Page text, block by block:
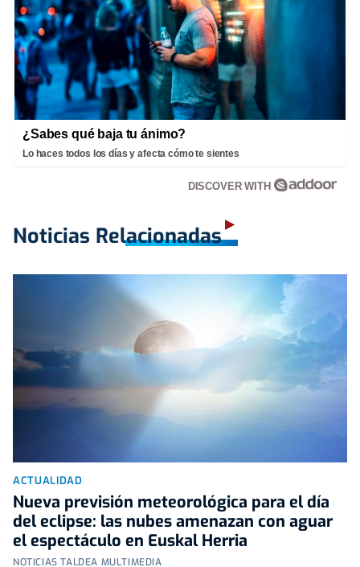
¿Sabes qué baja tu ánimo?
Lo haces todos los días y afecta cómo te sientes
DISCOVER WITH
Noticias Relacionadas
ACTUALIDAD
Nueva previsión meteorológica para el día
del eclipse: las nubes amenazan con aguar
el espectáculo en Euskal Herria
NOTICIAS TALDEA MULTIMEDIA